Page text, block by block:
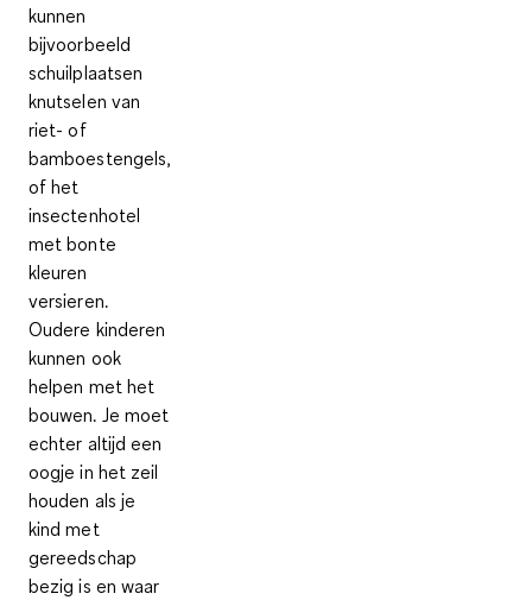
kunnen
bijvoorbeeld
schuilplaatsen
knutselen van
riet- of
bamboestengels,
of het
insectenhotel
met bonte
kleuren
versieren.
Oudere kinderen
kunnen ook
helpen met het
bouwen. Je moet
echter altijd een
oogje in het zeil
houden als je
kind met
gereedschap
bezig is en waar